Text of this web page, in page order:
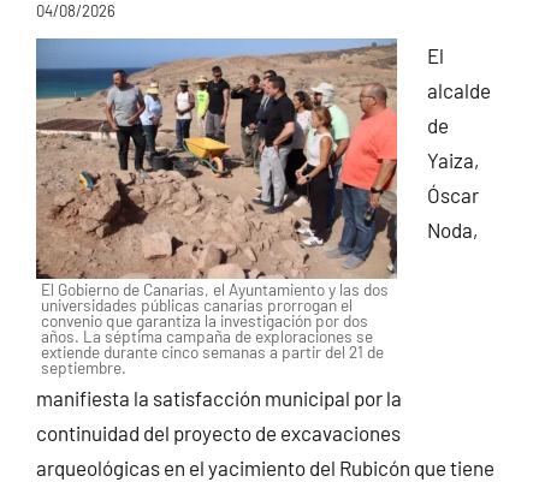
04/08/2026
El Gobierno de Canarias, el Ayuntamiento y las dos
universidades públicas canarias prorrogan el
convenio que garantiza la investigación por dos
años. La séptima campaña de exploraciones se
extiende durante cinco semanas a partir del 21 de
septiembre.
El
alcalde
de
Yaiza,
Óscar
Noda,
manifiesta la satisfacción municipal por la
continuidad del proyecto de excavaciones
arqueológicas en el yacimiento del Rubicón que tiene